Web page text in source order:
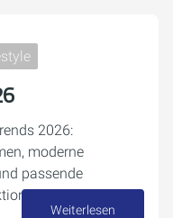
2026:
moderne
passende
Bad.
Weiterlesen